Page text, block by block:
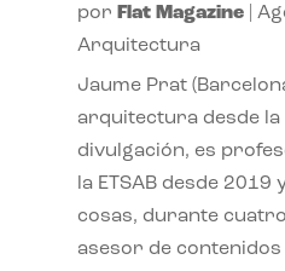
por Flat Magazine|
Arquitectura
Jaume Prat
arquitectura desde la
divulgación, es
la ETSAB desde
cosas, durante
asesor de contenidos